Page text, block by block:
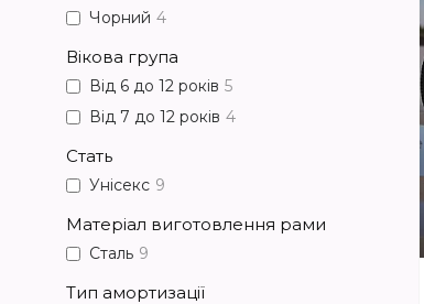
Чорний 4
Вікова група
Від 6 до 12 років 5
Від 7 до 12 років 4
Стать
Унісекс 9
Матеріал виготовлення рами
Сталь 9
Тип амортизації